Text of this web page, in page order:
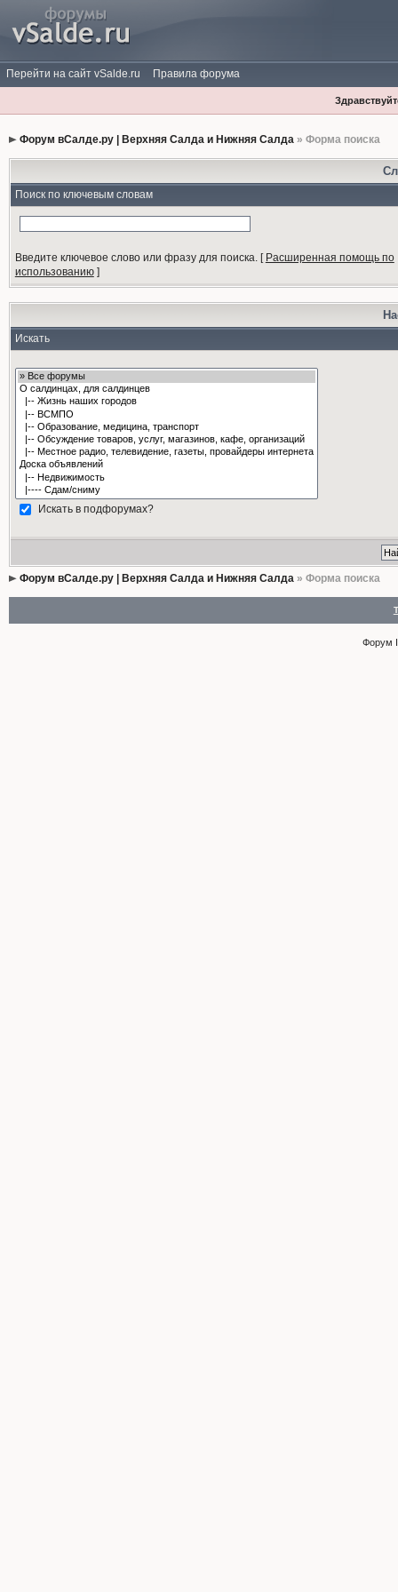
Перейти на сайт vSalde.ru Правила форума
Форум вСалде.ру | Верхняя Салда и Нижняя Салда» Форма поиска
Поиск по ключевым словам
Введите ключевое слово или фразу для поиска.[ Расширенная помощь по
использованию]
Искать
Искать в подфорумах?
Форум вСалде.ру | Верхняя Салда и Нижняя Салда» Форма поиска
Форум